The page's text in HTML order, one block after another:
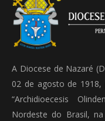
A Diocese de Nazaré
02 de agosto de 1918,
“Archidioecesis
Nordeste do Brasil,